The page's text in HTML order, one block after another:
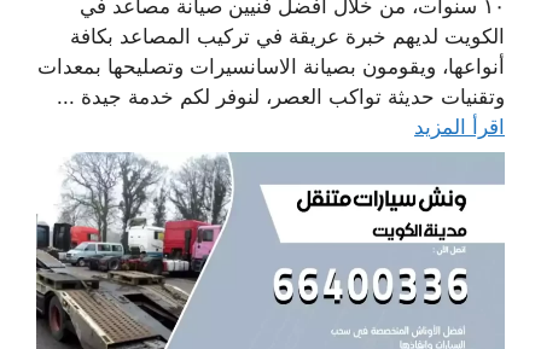
١٠ سنوات، من خلال أفضل فنيين صيانة مصاعد في
الكويت لديهم خبرة عريقة في تركيب المصاعد بكافة
أنواعها، ويقومون بصيانة الاسانسيرات وتصليحها بمعدات
وتقنيات حديثة تواكب العصر، لنوفر لكم خدمة جيدة ...
اقرأ المزيد